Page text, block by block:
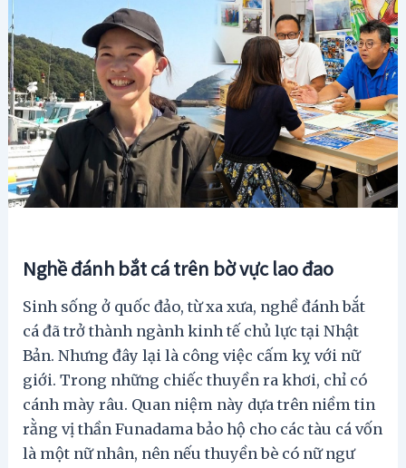
Nghề đánh bắt cá trên bờ vực lao đao
Sinh sống ở quốc đảo, từ xa xưa, nghề đánh bắt
cá đã trở thành ngành kinh tế chủ lực tại Nhật
Bản. Nhưng đây lại là công việc cấm kỵ với nữ
giới. Trong những chiếc thuyền ra khơi, chỉ có
cánh mày râu. Quan niệm này dựa trên niềm tin
rằng vị thần Funadama bảo hộ cho các tàu cá vốn
là một nữ nhân, nên nếu thuyền bè có nữ ngư